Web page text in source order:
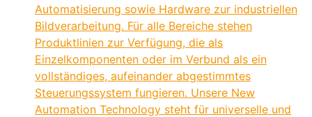
Automatisierung sowie Hardware zur industriellen
Bildverarbeitung. Für alle Bereiche stehen
Produktlinien zur Verfügung, die als
Einzelkomponenten oder im Verbund als ein
vollständiges, aufeinander abgestimmtes
Steuerungssystem fungieren. Unsere New
Automation Technology steht für universelle und